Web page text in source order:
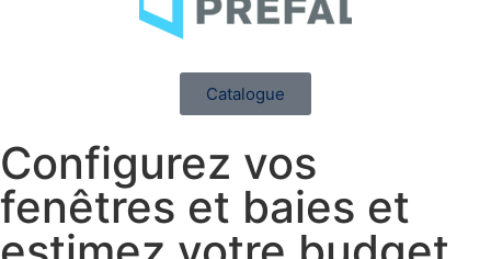
Catalogue
Configurez vos
fenêtres et baies et